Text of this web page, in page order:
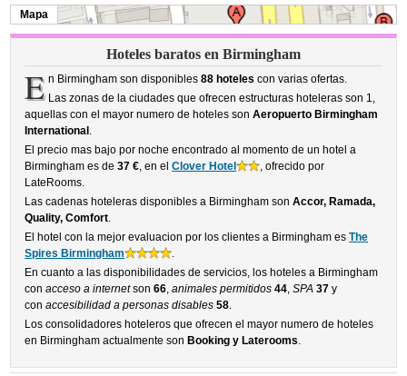
Mapa
Hoteles baratos en Birmingham
E n Birmingham son disponibles 88 hoteles con varias ofertas.
Las zonas de la ciudades que ofrecen estructuras hoteleras son 1,
aquellas con el mayor numero de hoteles sonAeropuerto Birmingham
International .
El precio mas bajo por noche encontrado al momento de un hotel a
Birmingham es de37 €, en elClover Hotel
, ofrecido por
LateRooms.
Las cadenas hoteleras disponibles a Birmingham sonAccor, Ramada,
Quality, Comfort.
El hotel con la mejor evaluacion por los clientes a Birmingham esThe
Spires Birmingham
.
En cuanto a las disponibilidades de servicios, los hoteles a Birmingham
conacceso a internetson66,animales permitidos 44,SPA 37 y
conaccesibilidad a personas disables 58.
Los consolidadores hoteleros que ofrecen el mayor numero de hoteles
en Birmingham actualmente son Booking y Laterooms.